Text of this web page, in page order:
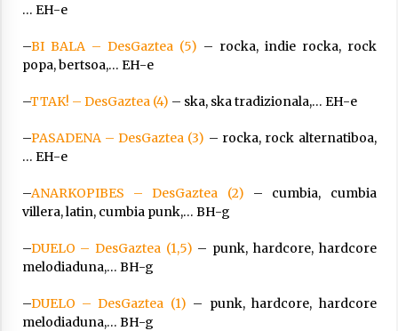
… EH-e
–BI BALA – DesGaztea (5) – rocka, indie rocka, rock
popa, bertsoa,… EH-e
–TTAK! – DesGaztea (4) – ska, ska tradizionala,… EH-e
–PASADENA – DesGaztea (3) – rocka, rock alternatiboa,
… EH-e
–ANARKOPIBES – DesGaztea (2) – cumbia, cumbia
villera, latin, cumbia punk,… BH-g
–DUELO – DesGaztea (1,5) – punk, hardcore, hardcore
melodiaduna,… BH-g
–DUELO – DesGaztea (1) – punk, hardcore, hardcore
melodiaduna,… BH-g